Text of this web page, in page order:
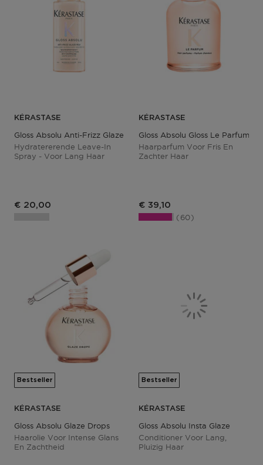
KÉRASTASE
Gloss Absolu Anti-Frizz Glaze Milk
Hydratererende Leave-In
Spray - Voor Lang Haar
€ 20,00
KÉRASTASE
Gloss Absolu Gloss Le Parfum
Haarparfum Voor Fris En
Zachter Haar
Productprijs
€ 39,10
60
Bestseller
KÉRASTASE
Gloss Absolu Glaze Drops
Haarolie Voor Intense Glans
En Zachtheid
Bestseller
KÉRASTASE
Gloss Absolu Insta Glaze
Conditioner Voor Lang,
Pluizig Haar